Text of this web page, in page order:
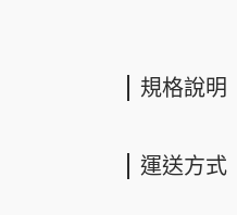
規格說明
運送方式